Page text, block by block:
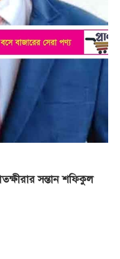
সন্তান শফিকুল